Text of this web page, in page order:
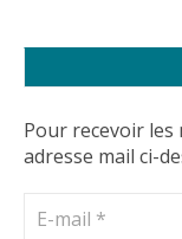
Pour recevoir les
adresse mail ci-